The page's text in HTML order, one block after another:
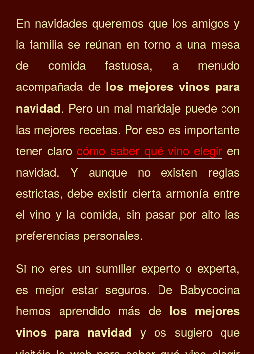
En navidades queremos que los amigos y
la familia se reúnan en torno a una mesa
de comida fastuosa, a menudo
acompañada de los mejores vinos para
navidad. Pero un mal maridaje puede con
las mejores recetas. Por eso es importante
tener claro cómo saber qué vino elegir en
navidad. Y aunque no existen reglas
estrictas, debe existir cierta armonía entre
el vino y la comida, sin pasar por alto las
preferencias personales.
Si no eres un sumiller experto o experta,
es mejor estar seguros. De Babycocina
hemos aprendido más de los mejores
vinos para navidad y os sugiero que